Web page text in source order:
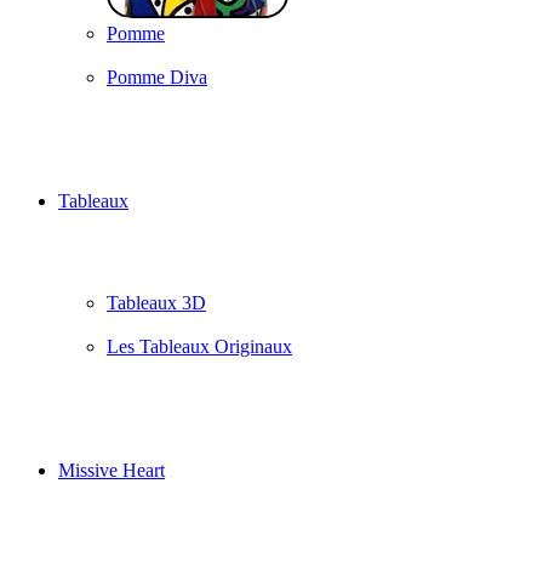
Pomme
Pomme Diva
Tableaux
Tableaux 3D
Les Tableaux Originaux
Missive Heart